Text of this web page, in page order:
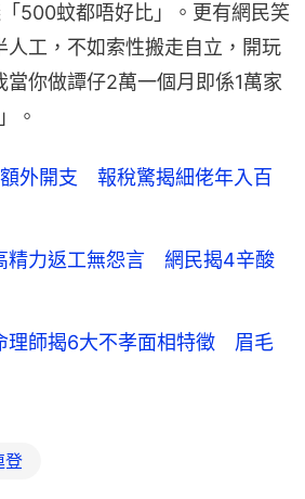
500蚊都唔好比」。更有網民笑
人工，不如索性搬走自立，開玩
當你做譚仔2萬一個月即係1萬家
。
外開支 報稅驚揭細佬年入百
精力返工無怨言 網民揭4辛酸
理師揭6大不孝面相特徵 眉毛
登